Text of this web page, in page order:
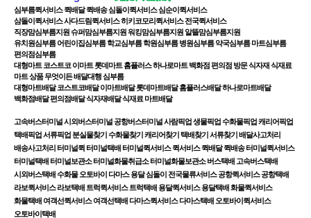
심부름퀵서비스 퀵배달 퀵배송 심돌이퀵서비스 심순이퀵서비스
삼돌이퀵서비스 사다드림퀵서비스 히키코모리퀵서비스 전국퀵서비스
​직장맘심부름지원 슈퍼맘심부름지원 워킹맘심부름지원​​ 알뜰맘심부름지원
​유치원심부름 어린이집심부름 학교심부름 학원심부름 병원심부름 약국심부름 마트심부름
편의점심부름
대형마트 코스트코 이마트 롯데마트 홈플러스 하나로마트 백화점 편의점 방문 식자재 식재료
마트 상품 무엇이든 배달대행 심부름
대형마트배달 코스트코배달 이마트배달 롯데마트배달 홈플러스배달 하나로마트배달
백화점배달 편의점배달 식자재배달 식재료 마트배달
고속버스터미널 시외버스터미널 공항버스터미널 사람픽업 생물픽업 수화물픽업 캐리어픽업
택배픽업 서류픽업 분실물찾기 수화물찾기 캐리어찾기 택배찾기 서류찾기 배달사고처리
배송사고처리 터미널퀵 터미널택배 터미널퀵서비스 퀵서비스 퀵배달 퀵배송 터미널퀵서비스
터미널택배 터미널보관소 터미널화물취급소 터미널화물보관소 버스택배 고속버스택배
시외버스택배 수화물 오토바이 다마스 용달 심돌이 전국물류서비스 공항퀵서비스 공항택배
라보퀵서비스 라보택배 트럭퀵서비스 트럭택배 용달퀵서비스 용달택배 화물퀵서비스
화물택배 여객선퀵서비스 여객선택배 다마스퀵서비스 다마스택배 오토바이퀵서비스
오토바이택배